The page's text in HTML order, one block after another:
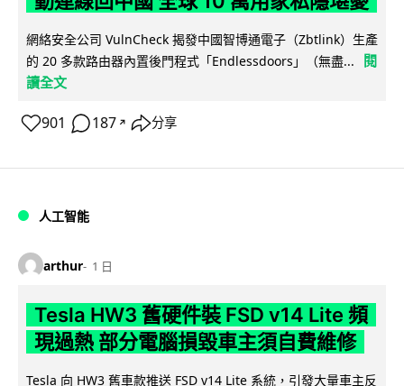
網絡安全公司 VulnCheck 揭發中國智博通電子（Zbtlink）生產
的 20 多款路由器內置後門程式「Endlessdoors」（無盡...
閱
讀全文
901 187 ↗ 分享
人工智能
arthur 1 日
Tesla HW3 舊硬件裝 FSD v14 Lite 頻
現過熱 部分電腦損毀車主須自費維修
Tesla 向 HW3 舊車款推送 FSD v14 Lite 系統，引發大量車主反